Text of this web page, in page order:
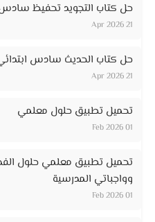
حل كتاب التجويد تحفيظ سادس
21 Apr 2026
حل كتاب الحديث سادس
21 Apr 2026
تحميل تطبيق حلول معلمي
01 Feb 2026
تحميل تطبيق معلمي حلول
وواجباتي المدرسية
01 Feb 2026